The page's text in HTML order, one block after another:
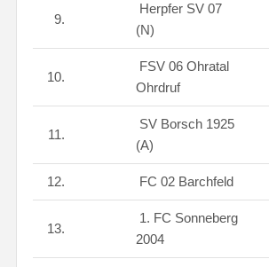
9.
Herpfer SV 07
(N)
10.
FSV 06 Ohratal
Ohrdruf
11.
SV Borsch 1925
(A)
12. FC 02 Barchfeld
13.
1. FC Sonneberg
2004